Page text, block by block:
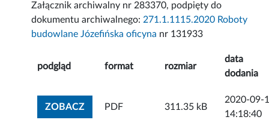
Załącznik archiwalny nr 283370, podpięty do
dokumentu archiwalnego: 271.1.1115.2020 Roboty
budowlane Józefińska oficyna nr 131933
podgląd format rozmiar
data
dodania
ZOBACZZOBACZ ZAŁĄCZNIK
PDF 311.35 kB
2020-09-
14:18:40